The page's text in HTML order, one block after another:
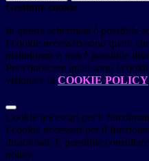
Gestione cookie
In questa schermata è possibile
I cookie necessari sono quelli
piattaforma e non è possibile
Per conoscere quali sono i
visionare la COOKIE POLICY
Cookie necessari per il
I cookie necessari per il
disabilitati. È possibile
policy.